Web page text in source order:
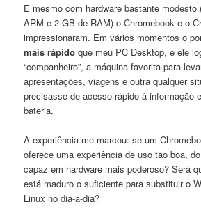
E mesmo com hardware bastante modesto
ARM e 2 GB de RAM) o Chromebook e o
impressionaram. Em vários momentos o
mais rápido que meu PC Desktop, e ele
“companheiro”, a máquina favorita para
apresentações, viagens e outra qualquer
precisasse de acesso rápido à informação
bateria.
A experiência me marcou: se um
oferece uma experiência de uso tão boa,
capaz em hardware mais poderoso? Será
está maduro o suficiente para substituir o
Linux no dia-a-dia?